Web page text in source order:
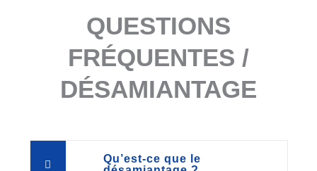
QUESTIONS
FRÉQUENTES /
DÉSAMIANTAGE
Qu’est-ce que le